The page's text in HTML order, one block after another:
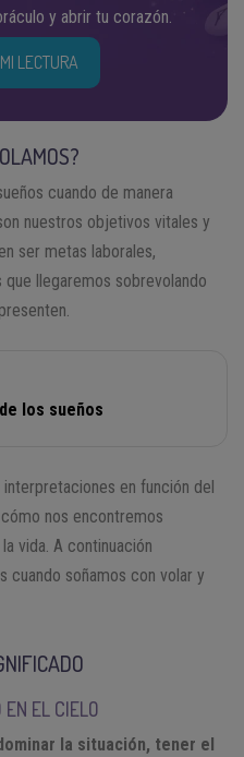
y abrir tu corazón.
LECTURA
cuando de manera
nuestros objetivos vitales y
ser metas laborales,
llegaremos sobrevolando
los sueños
en función del
nos encontremos
vida. A continuación
cuando soñamos con volar y
EL CIELO
la situación, tener el